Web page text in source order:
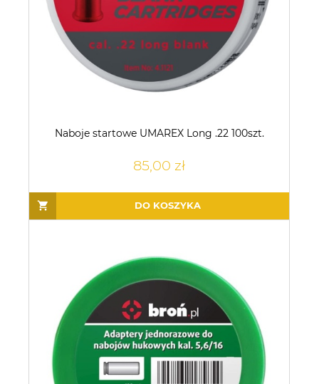
Naboje startowe UMAREX Long .22 100szt.
85,00 zł
DO KOSZYKA